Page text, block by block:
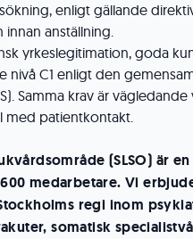
enligt gällande
anställning.
yrkeslegitimation, goda
nivå C1 enligt den
Samma krav är
med patientkontakt.
(SLSO) är
medarbetare. Vi
regi inom
somatisk